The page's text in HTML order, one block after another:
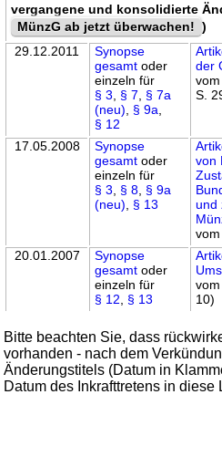
vergangene und konsolidierte
MünzG ab jetzt überwachen! )
29.12.2011
Synopse
gesamt oder
einzeln für
§ 3
§ 7
§ 7a
(neu)
§ 9a
§ 12
der
S.
17.05.2008
Synopse
gesamt oder
einzeln für
§ 3
§ 8 § 9a
(neu)
§ 13
von
und
20.01.2007
Synopse
gesamt oder
einzeln für
§ 12
§ 13
10)
Bitte beachten Sie, dass
vorhanden - nach dem
Änderungstitels (Datum in
Datum des Inkrafttretens in diese